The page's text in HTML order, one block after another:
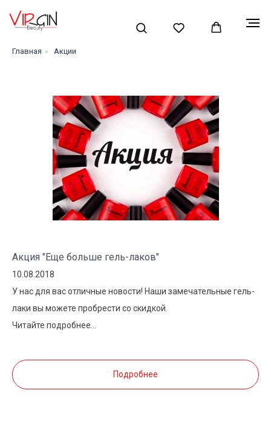
Главная » Акции
Акция "Еще больше гель-лаков"
10.08.2018
У нас для вас отличные новости! Наши замечательные гель-
лаки вы можете пробрести со скидкой.
Читайте подробнее...
Подробнее